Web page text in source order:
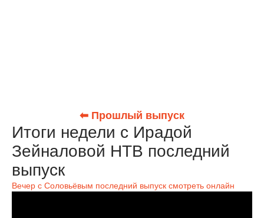
⬅ Прошлый выпуск
Итоги недели с Ирадой
Зейналовой НТВ последний
выпуск
Вечер с Соловьёвым последний выпуск смотреть онлайн